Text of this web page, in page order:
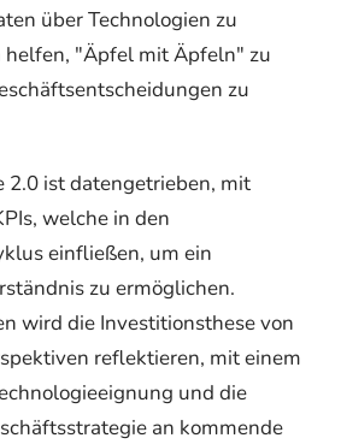
über Technologien zu
helfen, "Äpfel mit Äpfeln" zu
zu
2.0 ist datengetrieben, mit
welche in den
einfließen, um ein
zu ermöglichen.
wird die Investitionsthese von
reflektieren, mit einem
und die
an kommende